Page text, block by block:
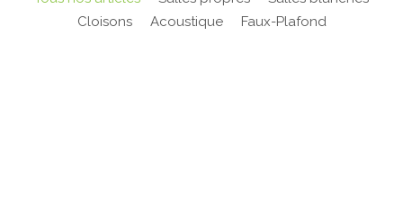
Cloisons
Acoustique Faux-Plafond